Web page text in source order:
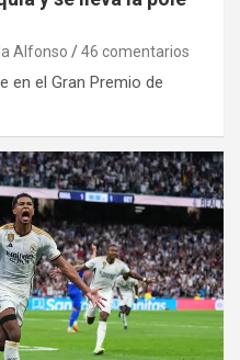
Alfonso 46 comentarios
en el Gran Premio de